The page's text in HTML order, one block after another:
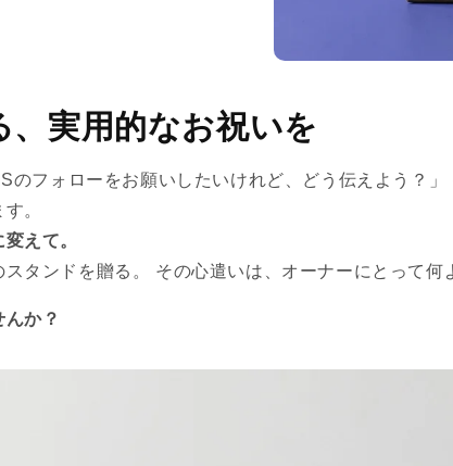
、実用的なお祝いを
フォローをお願いしたいけれど、どう伝えよう？
。
えて。
タンドを贈る。 その心遣いは、オーナーにとって何
か？